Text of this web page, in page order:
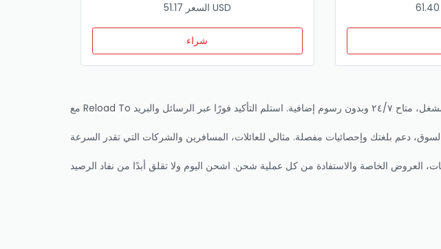
السعر 51.17 USD
شراء